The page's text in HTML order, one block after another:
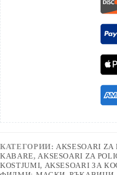
КАТЕГОРИИ: AKSESOARI ZA
KABARE, AKSESOARI ZA
KOSTJUMI, AKSESOARI ЗА